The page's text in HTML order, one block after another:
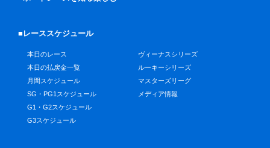
■レーススケジュール
本日のレース
本日の払戻金一覧
月間スケジュール
SG・PG1スケジュール
G1・G2スケジュール
G3スケジュール
ヴィーナスシリーズ
ルーキーシリーズ
マスターズリーグ
メディア情報